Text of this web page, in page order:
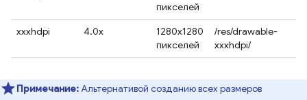
пикселей
xxxhdpi 4.0x
1280x1280
пикселей
/res/drawable-
xxxhdpi/
Примечание:Альтернативой созданию всех размеров